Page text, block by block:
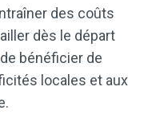
des coûts
dès le départ
bénéficier de
locales et aux